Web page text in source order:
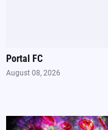
Portal FC
August 08, 2026